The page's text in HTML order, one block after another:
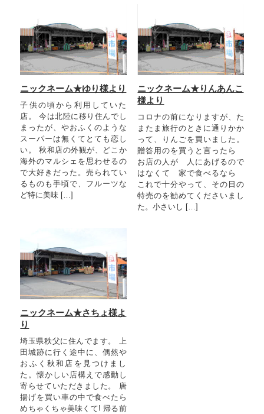
ニックネーム★ゆり様より
子供の頃から利用していた
店。 今は北陸に移り住んでし
まったが、やおふくのような
スーパーは無くてとても恋し
い。 秋和店の外観が、どこか
海外のマルシェを思わせるの
で大好きだった。売られてい
るものも手頃で、フルーツな
ど特に美味 […]
ニックネーム★りんあんこ
様より
コロナの前になりますが、た
またま旅行のときに通りかか
って、りんごを買いました。
贈答用のを買うと言ったら
お店の人が 人にあげるので
はなくて 家で食べるなら
これで十分やって、その日の
特売のを勧めてくださいまし
た。小さいし […]
ニックネーム★さちょ様よ
り
埼玉県秩父に住んでます。 上
田城跡に行く途中に、偶然や
おふく秋和店を見つけまし
た。懐かしい店構えで感動し
寄らせていただきました。 唐
揚げを買い車の中で食べたら
めちゃくちゃ美味くて! 帰る前